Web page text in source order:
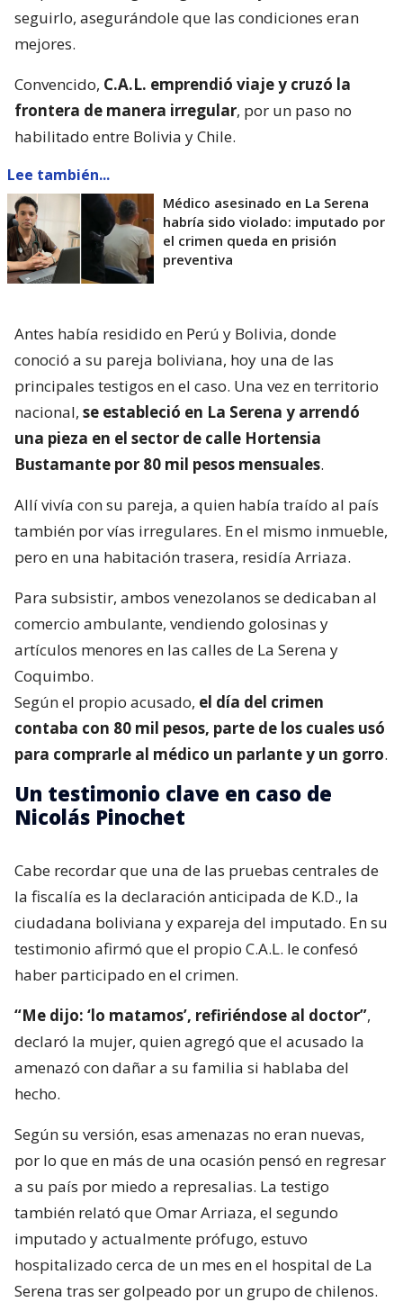
seguirlo, asegurándole que las condiciones eran
mejores.
Convencido, C.A.L. emprendió viaje y cruzó la
frontera de manera irregular, por un paso no
habilitado entre Bolivia y Chile.
Lee también...
Médico asesinado en La Serena
habría sido violado: imputado por
el crimen queda en prisión
preventiva
Antes había residido en Perú y Bolivia, donde
conoció a su pareja boliviana, hoy una de las
principales testigos en el caso. Una vez en territorio
nacional, se estableció en La Serena y arrendó
una pieza en el sector de calle Hortensia
Bustamante por 80 mil pesos mensuales.
Allí vivía con su pareja, a quien había traído al país
también por vías irregulares. En el mismo inmueble,
pero en una habitación trasera, residía Arriaza.
Para subsistir, ambos venezolanos se dedicaban al
comercio ambulante, vendiendo golosinas y
artículos menores en las calles de La Serena y
Coquimbo.
Según el propio acusado, el día del crimen
contaba con 80 mil pesos, parte de los cuales usó
para comprarle al médico un parlante y un gorro.
Un testimonio clave en caso de
Nicolás Pinochet
Cabe recordar que una de las pruebas centrales de
la fiscalía es la declaración anticipada de K.D., la
ciudadana boliviana y expareja del imputado. En su
testimonio afirmó que el propio C.A.L. le confesó
haber participado en el crimen.
“Me dijo: ‘lo matamos’, refiriéndose al doctor”,
declaró la mujer, quien agregó que el acusado la
amenazó con dañar a su familia si hablaba del
hecho.
Según su versión, esas amenazas no eran nuevas,
por lo que en más de una ocasión pensó en regresar
a su país por miedo a represalias. La testigo
también relató que Omar Arriaza, el segundo
imputado y actualmente prófugo, estuvo
hospitalizado cerca de un mes en el hospital de La
Serena tras ser golpeado por un grupo de chilenos.